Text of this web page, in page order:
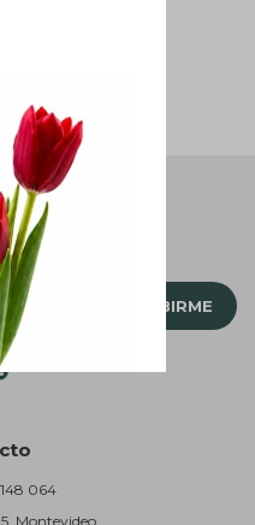
064
Montevideo
novedades!
SUSCRIBIRME